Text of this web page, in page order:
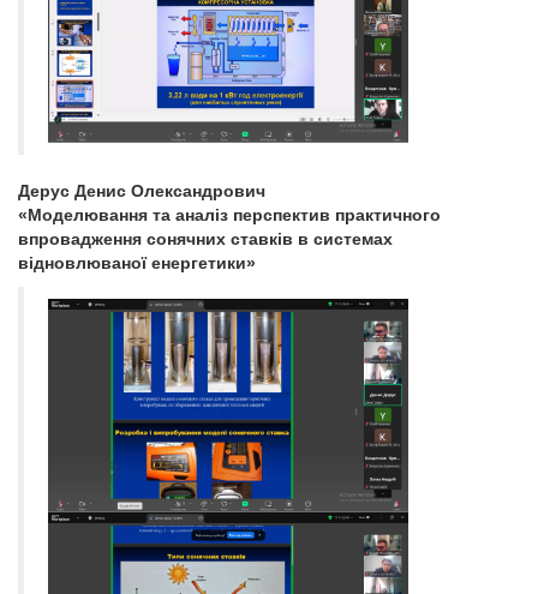
Дерус Денис Олександрович
«Моделювання та аналіз перспектив практичного
впровадження сонячних ставків в системах
відновлюваної енергетики»